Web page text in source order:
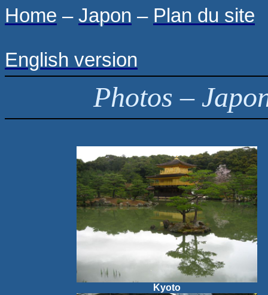
Home – Japon – Plan du site
English version
Photos –
Kyoto